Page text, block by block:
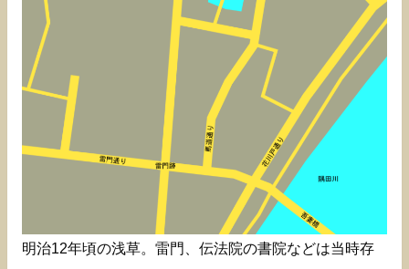
明治12年頃の浅草。雷門、伝法院の書院などは当時存